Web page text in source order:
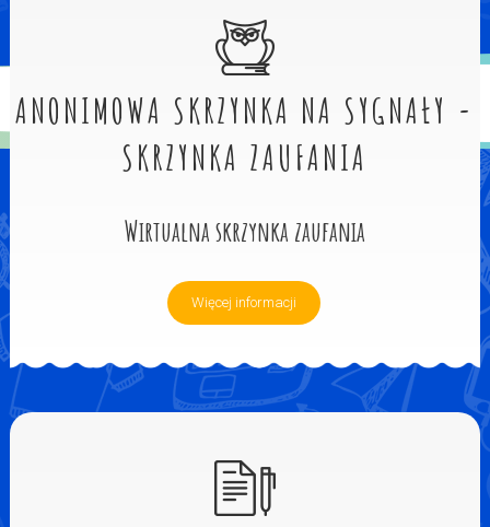
ANONIMOWA SKRZYNKA NA SYGNAŁY -
SKRZYNKA ZAUFANIA
Wirtualna skrzynka zaufania
Więcej informacji